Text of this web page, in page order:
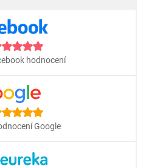
hodnocení
Google